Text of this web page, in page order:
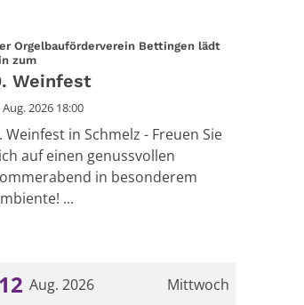
Orgelbauförderverein Bettingen lädt
zum:
Weinfest
Aug. 2026 18:00
Weinfest in Schmelz - Freuen Sie
auf einen genussvollen
in besonderem
...
Mittwoch
12 Aug. 2026